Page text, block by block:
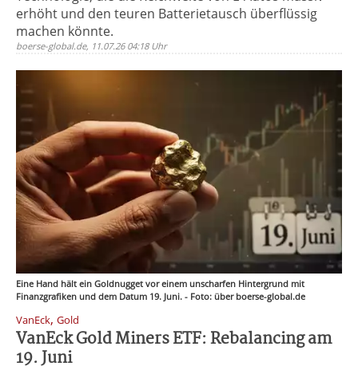
erhöht und den teuren Batterietausch überflüssig
machen könnte.
boerse-global.de, 11.07.26 04:18 Uhr
Eine Hand hält ein Goldnugget vor einem unscharfen Hintergrund mit
Finanzgrafiken und dem Datum 19. Juni. - Foto: über boerse-global.de
VanEck, Gold
VanEck Gold Miners ETF: Rebalancing am
19. Juni